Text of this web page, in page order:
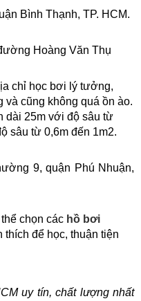
Bình Thạnh, TP. HCM.
Hoàng Văn Thụ
chỉ học bơi lý tưởng,
cũng không quá ồn ào.
dài 25m với độ sâu từ
sâu từ 0,6m đến 1m2.
9, quận Phú Nhuận,
chọn các hồ bơi
thích để học, thuận tiện
uy tín, chất lượng nhất